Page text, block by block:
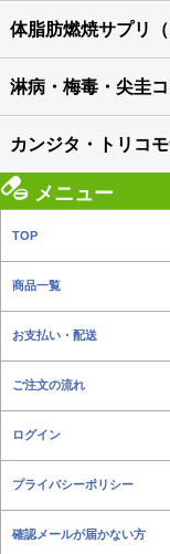
体脂肪燃焼サプリ（
淋病・梅毒・尖圭
カンジタ・トリコモ
メニュー
TOP
商品一覧
お支払い・配送
ご注文の流れ
ログイン
プライバシーポリシー
確認メールが届かない方